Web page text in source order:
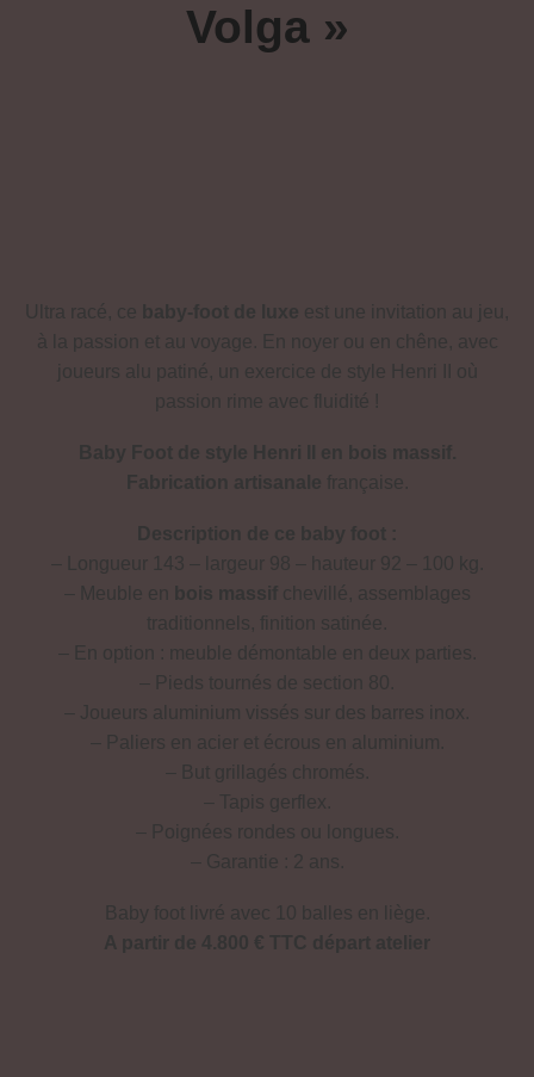
Volga »
Ultra racé, ce baby-foot de luxe est une invitation au jeu,
à la passion et au voyage. En noyer ou en chêne, avec
joueurs alu patiné, un exercice de style Henri II où
passion rime avec fluidité !
Baby Foot de style Henri II en bois massif.
Fabrication artisanale française.
Description de ce baby foot :
– Longueur 143 – largeur 98 – hauteur 92 – 100 kg.
– Meuble en
bois massifchevillé, assemblages
traditionnels, finition satinée.
– En option : meuble démontable en deux parties.
– Pieds tournés de section 80.
– Joueurs aluminium vissés sur des barres inox.
– Paliers en acier et écrous en aluminium.
– But grillagés chromés.
– Tapis gerflex.
– Poignées rondes ou longues.
– Garantie : 2 ans.
Baby foot livré avec 10 balles en liège.
A partir de 4.800 € TTC départ atelier